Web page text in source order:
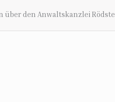
über den Anwaltskanzlei